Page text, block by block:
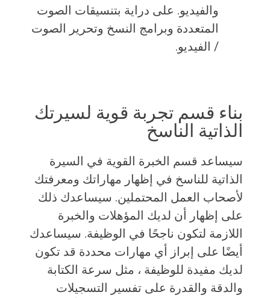
والفيديو. على دراية بتنسيقات الصوت
المتعددة وبرامج النسخ وتحرير الصوت
/ الفيديو.
بناء قسم تجربة قوية لسيرتك
الذاتية الناسخ
سيساعد قسم الخبرة القوية في السيرة
الذاتية للناسخ في إظهار مهاراتك ومعرفتك
لأصحاب العمل المحتملين. سيساعدك ذلك
على إظهار أن لديك المؤهلات والخبرة
اللازمة لتكون ناجحًا في الوظيفة. سيساعدك
أيضًا على إبراز أي مهارات محددة قد تكون
لديك مفيدة للوظيفة ، مثل سرعة الكتابة
والدقة والقدرة على تفسير التسجيلات